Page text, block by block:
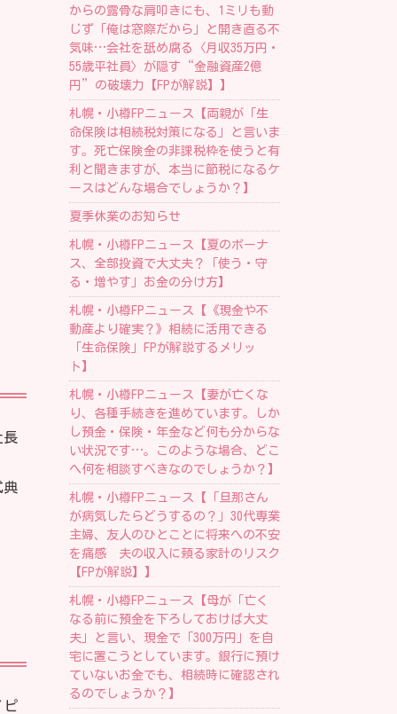
長
典
ピ
からの露骨な肩叩きにも、1ミリも動
じず「俺は窓際だから」と開き直る不
気味…会社を舐め腐る〈月収35万円・
55歳平社員〉が隠す“金融資産2億
円”の破壊力【FPが解説】】
札幌・小樽FPニュース【両親が「生
命保険は相続税対策になる」と言いま
す。死亡保険金の非課税枠を使うと有
利と聞きますが、本当に節税になるケ
ースはどんな場合でしょうか？】
夏季休業のお知らせ
札幌・小樽FPニュース【夏のボーナ
ス、全部投資で大丈夫？「使う・守
る・増やす」お金の分け方】
札幌・小樽FPニュース【《現金や不
動産より確実？》相続に活用できる
「生命保険」FPが解説するメリッ
ト】
札幌・小樽FPニュース【妻が亡くな
り、各種手続きを進めています。しか
し預金・保険・年金など何も分からな
い状況です…。このような場合、どこ
へ何を相談すべきなのでしょうか？】
札幌・小樽FPニュース【「旦那さん
が病気したらどうするの？」30代専業
主婦、友人のひとことに将来への不安
を痛感 夫の収入に頼る家計のリスク
【FPが解説】】
札幌・小樽FPニュース【母が「亡く
なる前に預金を下ろしておけば大丈
夫」と言い、現金で「300万円」を自
宅に置こうとしています。銀行に預け
ていないお金でも、相続時に確認され
るのでしょうか？】